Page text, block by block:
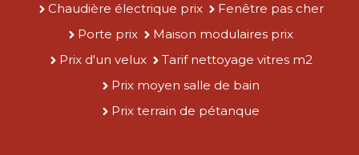
Chaudière électrique prix
Fenêtre pas cher
Porte prix
Maison modulaires prix
Prix d'un velux
Tarif nettoyage vitres m2
Prix moyen salle de bain
Prix terrain de pétanque